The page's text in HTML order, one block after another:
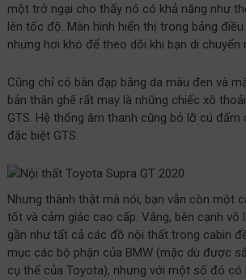
một trở ngại cho thấy nó có khả năng như
lên tốc độ. Màn hình hiển thị trong bảng
nhưng hơi khó để theo dõi khi bạn di chuyển
Cũng chỉ có bàn đạp bằng da màu đen và
bản thân ghế rất may là những chiếc xô
GTS. Hệ thống âm thanh cũng bỏ lỡ cú đấm
đặc biệt GTS.
Nhưng thành thật mà nói, bạn vẫn còn một
tốt và cảm giác cao cấp. Vâng, bên cạnh vô
gần như tất cả các đồ nội thất trong cabin
mục các bộ phận của BMW (mặc dù được
cụ thể của Toyota), nhưng với một số đó